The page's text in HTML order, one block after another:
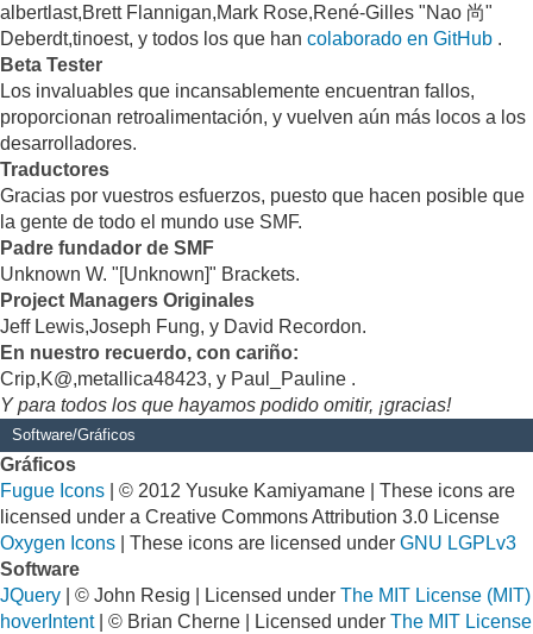
albertlast,Brett Flannigan,Mark Rose,René-Gilles "Nao 尚"
Deberdt,tinoest, y todos los que han colaborado en GitHub .
Beta Tester
Los invaluables que incansablemente encuentran fallos,
proporcionan retroalimentación, y vuelven aún más locos a los
desarrolladores.
Traductores
Gracias por vuestros esfuerzos, puesto que hacen posible que
la gente de todo el mundo use SMF.
Padre fundador de SMF
Unknown W. "[Unknown]" Brackets.
Project Managers Originales
Jeff Lewis,Joseph Fung, y David Recordon.
En nuestro recuerdo, con cariño:
Crip,K@,metallica48423, y Paul_Pauline .
Y para todos los que hayamos podido omitir, ¡gracias!
Software/Gráficos
Gráficos
Fugue Icons | © 2012 Yusuke Kamiyamane | These icons are
licensed under a Creative Commons Attribution 3.0 License
Oxygen Icons | These icons are licensed under GNU LGPLv3
Software
JQuery | © John Resig | Licensed under The MIT License (MIT)
hoverIntent| © Brian Cherne | Licensed under The MIT License